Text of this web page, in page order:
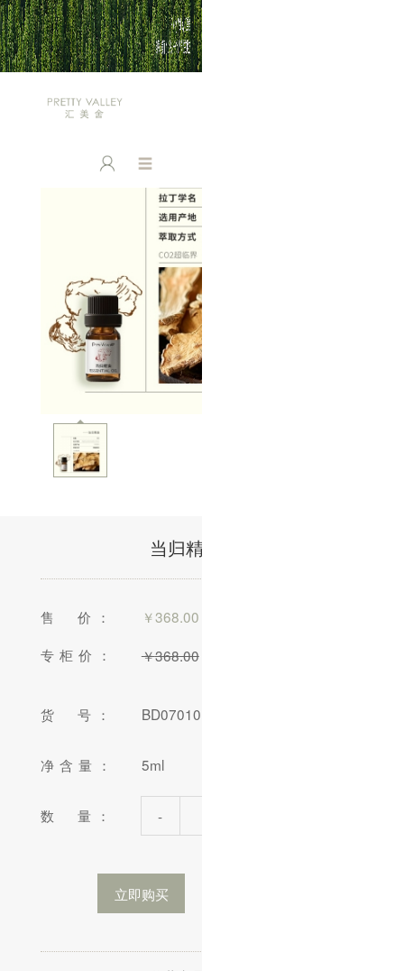
当归精油/5ml
售 价： ￥368.00
专柜价：
￥368.00
货 号： BD070101-13
净含量： 5ml
数 量： -
立即购买